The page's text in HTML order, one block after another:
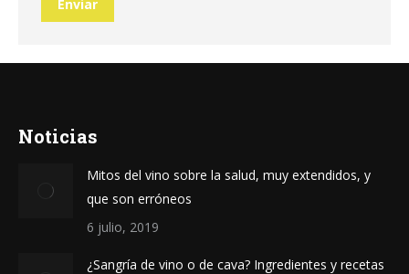
Enviar
Noticias
Mitos del vino sobre la salud, muy extendidos, y
que son erróneos
6 julio, 2019
¿Sangría de vino o de cava? Ingredientes y recetas